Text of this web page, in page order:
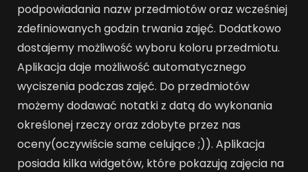
podpowiadania nazw przedmiotów oraz wcześniej
zdefiniowanych godzin trwania zajęć. Dodatkowo
dostajemy możliwość wyboru koloru przedmiotu.
Aplikacja daje możliwość automatycznego
wyciszenia podczas zajęć. Do przedmiotów
możemy dodawać notatki z datą do wykonania
określonej rzeczy oraz zdobyte przez nas
oceny(oczywiście same celujące ;)). Aplikacja
posiada kilka widgetów, które pokazują zajęcia na